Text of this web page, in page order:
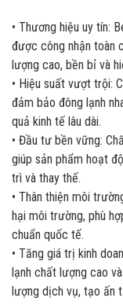
• Thương hiệu uy tín:
được công nhận toàn
lượng cao, bền bỉ và
• Hiệu suất vượt trội:
đảm bảo đông lạnh
quả kinh tế lâu dài.
• Đầu tư bền vững:
giúp sản phẩm hoạt
trì và thay thế.
• Thân thiện môi
hại môi trường, phù
chuẩn quốc tế.
• Tăng giá trị kinh
lạnh chất lượng cao
lượng dịch vụ, tạo ấn